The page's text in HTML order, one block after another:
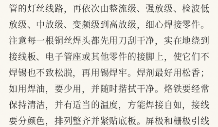
管的灯丝线路，再依次由整流级、强放级、检波低
放级、中放级、变频级到高放级，细心焊接零件。
注意每一根铜丝焊头都先用刀刮干净，实在地绕到
接线板、电子管座或其他零件的接脚上，使它们不
焊锡也不致松脱，再用锡焊牢。焊剂最好用松香；
如用焊油，要少用，并随时揩拭干净。烙铁要经常
保持清洁，并有适当的温度，方能焊接自如，接线
要分颜色，排列整齐并紧贴底板。屏极和栅极引线